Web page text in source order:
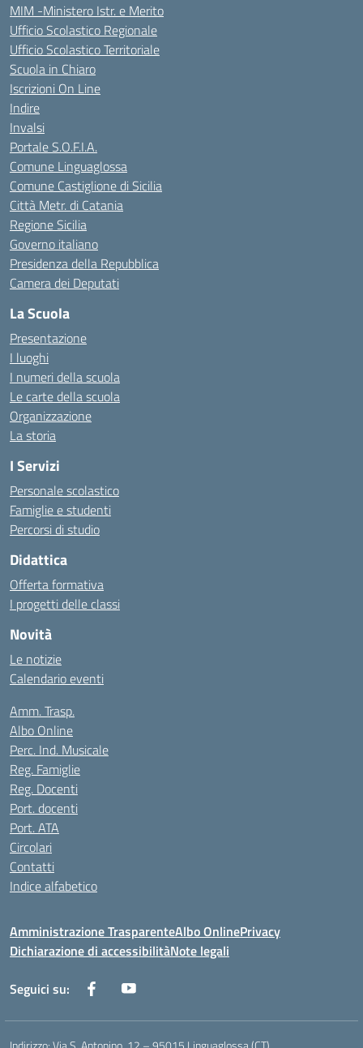
MIM -Ministero Istr. e Merito
Ufficio Scolastico Regionale
Ufficio Scolastico Territoriale
Scuola in Chiaro
Iscrizioni On Line
Indire
Invalsi
Portale S.O.F.I.A.
Comune Linguaglossa
Comune Castiglione di Sicilia
Città Metr. di Catania
Regione Sicilia
Governo italiano
Presidenza della Repubblica
Camera dei Deputati
La Scuola
Presentazione
I luoghi
I numeri della scuola
Le carte della scuola
Organizzazione
La storia
I Servizi
Personale scolastico
Famiglie e studenti
Percorsi di studio
Didattica
Offerta formativa
I progetti delle classi
Novità
Le notizie
Calendario eventi
Amm. Trasp.
Albo Online
Perc. Ind. Musicale
Reg. Famiglie
Reg. Docenti
Port. docenti
Port. ATA
Circolari
Contatti
Indice alfabetico
Amministrazione TrasparenteAlbo OnlinePrivacy
Dichiarazione di accessibilitàNote legali
Seguici su: